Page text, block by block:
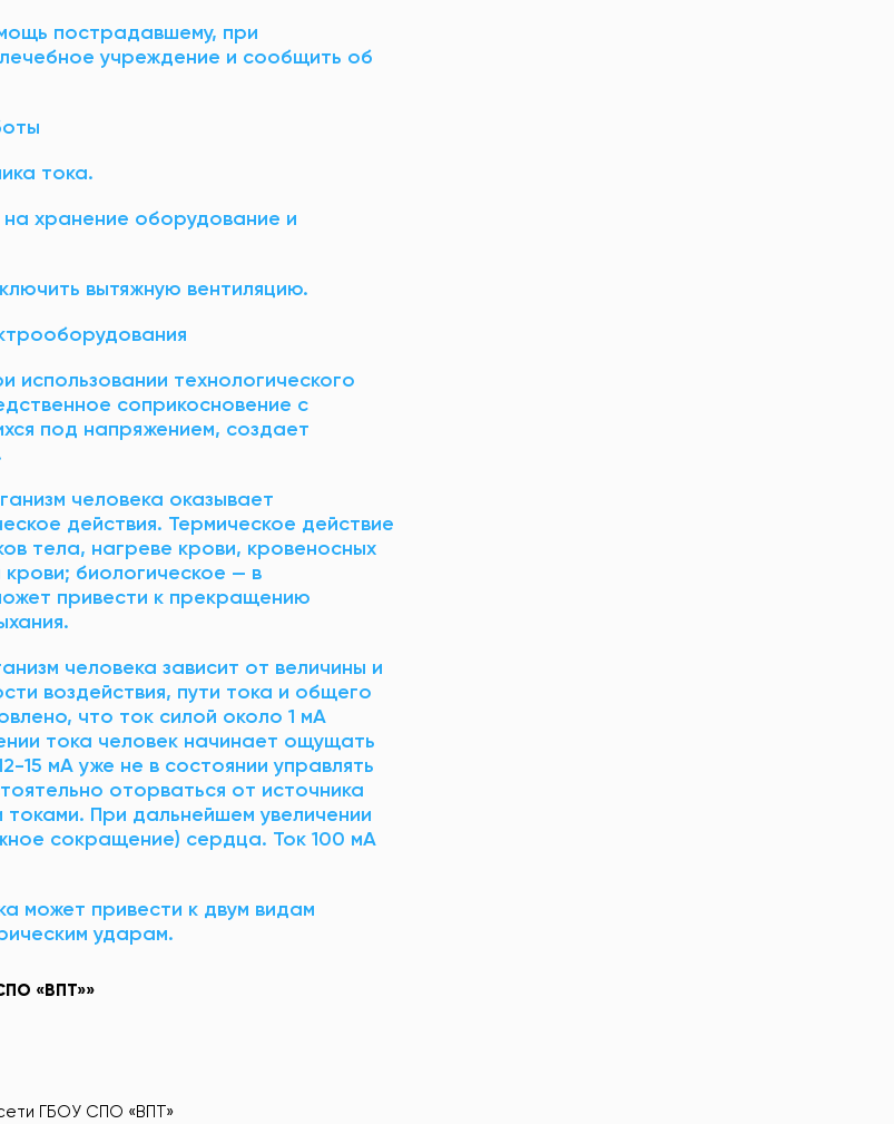
пострадавшему, при
учреждение и сообщить об
тока.
хранение оборудование и
вытяжную вентиляцию.
технологического
соприкосновение с
под напряжением, создает
человека оказывает
действия. Термическое действие
тела, нагреве крови, кровеносных
биологическое — в
привести к прекращению
человека зависит от величины и
воздействия, пути тока и общего
что ток силой около 1 мА
тока человек начинает ощущать
15 мА уже не в состоянии управлять
оторваться от источника
При дальнейшем увеличении
сокращение) сердца. Ток 100 мА
может привести к двум видам
ударам.
«ВПТ»»
ГБОУ СПО «ВПТ»